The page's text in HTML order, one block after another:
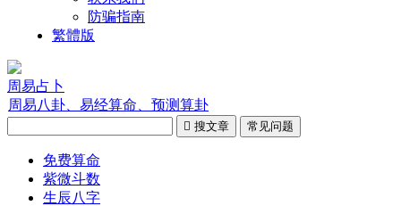
防骗指南
繁體版
周易占卜
周易八卦、易经算命、预测算卦
 搜文章 常见问题
免费算命
紫微斗数
生辰八字